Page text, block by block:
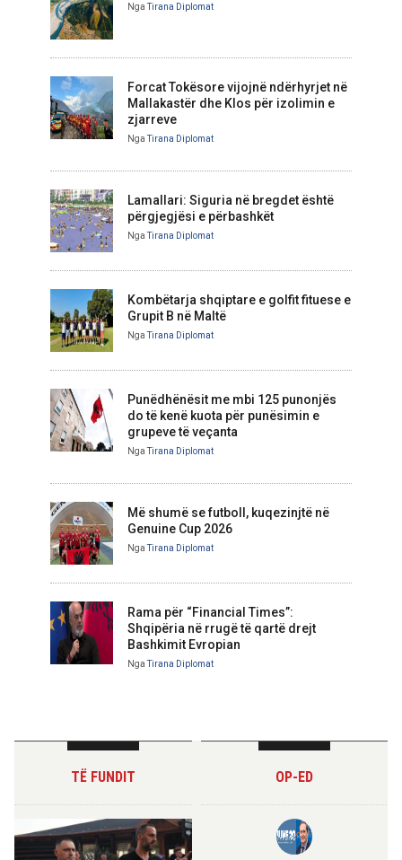
NgaTirana Diplomat
Forcat Tokësore vijojnë ndërhyrjet në
Mallakastër dhe Klos për izolimin e
zjarreve
NgaTirana Diplomat
Lamallari: Siguria në bregdet është
përgjegjësi e përbashkët
NgaTirana Diplomat
Kombëtarja shqiptare e golfit fituese e
Grupit B në Maltë
NgaTirana Diplomat
Punëdhënësit me mbi 125 punonjës
do të kenë kuota për punësimin e
grupeve të veçanta
NgaTirana Diplomat
Më shumë se futboll, kuqezinjtë në
Genuine Cup 2026
NgaTirana Diplomat
Rama për “Financial Times”:
Shqipëria në rrugë të qartë drejt
Bashkimit Evropian
NgaTirana Diplomat
TË FUNDIT OP-ED